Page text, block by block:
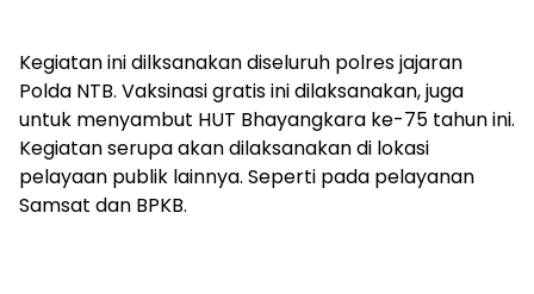
Kegiatan ini dilksanakan diseluruh polres jajaran
Polda NTB. Vaksinasi gratis ini dilaksanakan, juga
untuk menyambut HUT Bhayangkara ke-75 tahun ini.
Kegiatan serupa akan dilaksanakan di lokasi
pelayaan publik lainnya. Seperti pada pelayanan
Samsat dan BPKB.